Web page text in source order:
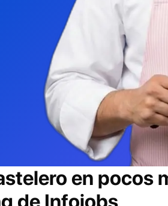
en pocos
de Infojobs